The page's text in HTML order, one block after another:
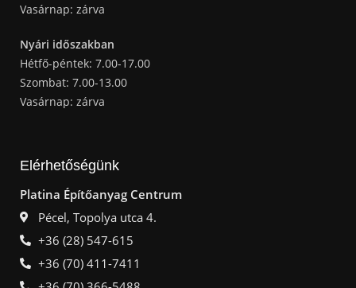
Vasárnap: zárva
Nyári időszakban
Hétfő-péntek: 7.00-17.00
Szombat: 7.00-13.00
Vasárnap: zárva
Elérhetőségünk
Platina Építőanyag Centrum
Pécel, Topolya utca 4.
+36 (28) 547-615
+36 (70) 411-7411